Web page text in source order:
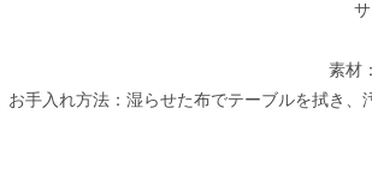
素材
お手入れ方法：湿らせた布でテーブルを拭き、